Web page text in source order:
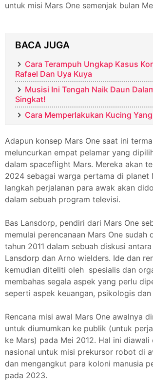
untuk misi Mars One semenjak bulan
BACA JUGA
Cara Terampuh Ungkap Kasus
Rafael Dan Uya Kuya
Musisi Ini Tengah Naik Daun
Singkat!
Cara Memperlakukan Kucing
Adapun konsep Mars One saat ini
meluncurkan empat pelamar yang
dalam spaceflight Mars. Mereka akan
2024 sebagai warga pertama di planet
langkah perjalanan para awak akan
dalam sebuah program televisi.
Bas Lansdorp, pendiri dari Mars One
memulai perencanaan Mars One sudah
tahun 2011 dalam sebuah diskusi
Lansdorp dan Arno wielders. Ide dan
kemudian diteliti oleh spesialis dan
membahas segala aspek yang perlu
seperti aspek keuangan, psikologis dan
Rencana misi awal Mars One awalnya
untuk diumumkan ke publik (untuk
ke Mars) pada Mei 2012. Hal ini diawali
nasional untuk misi prekursor robot di
dan mengangkut para koloni manusia
pada 2023.